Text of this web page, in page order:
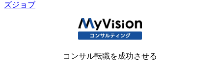
ズジョブ
コンサル転職を成功させる